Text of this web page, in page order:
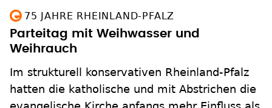
75 JAHRE RHEINLAND-PFALZ
Parteitag mit Weihwasser und
Weihrauch
Im strukturell konservativen Rheinland-Pfalz
hatten die katholische und mit Abstrichen die